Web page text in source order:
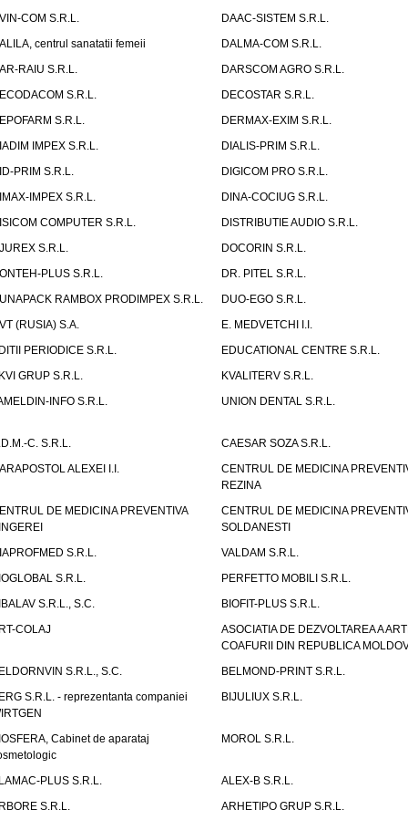
COM S.R.L.
DAAC-SISTEM S.R.L.
centrul sanatatii femeii
DALMA-COM S.R.L.
RAIU S.R.L.
DARSCOM AGRO S.R.L.
S.R.L.
DECOSTAR S.R.L.
S.R.L.
DERMAX-EXIM S.R.L.
IMPEX S.R.L.
DIALIS-PRIM S.R.L.
PRIM S.R.L.
DIGICOM PRO S.R.L.
IMPEX S.R.L.
DINA-COCIUG S.R.L.
COMPUTER S.R.L.
DISTRIBUTIE AUDIO S.R.L.
S.R.L.
DOCORIN S.R.L.
PLUS S.R.L.
DR. PITEL S.R.L.
RAMBOX PRODIMPEX S.R.L.
DUO-EGO S.R.L.
(RUSIA) S.A.
E. MEDVETCHI I.I.
PERIODICE S.R.L.
EDUCATIONAL CENTRE S.R.L.
GRUP S.R.L.
KVALITERV S.R.L.
INFO S.R.L.
UNION DENTAL S.R.L.
C. S.R.L.
CAESAR SOZA S.R.L.
ALEXEI I.I.
CENTRUL DE MEDICINA
REZINA
DE MEDICINA PREVENTIVA
CENTRUL DE MEDICINA
SOLDANESTI
S.R.L.
VALDAM S.R.L.
S.R.L.
PERFETTO MOBILI S.R.L.
S.R.L., S.C.
BIOFIT-PLUS S.R.L.
COLAJ
ASOCIATIA DE DEZVOLTAREA A
COAFURII DIN REPUBLICA
S.R.L., S.C.
BELMOND-PRINT S.R.L.
S.R.L. - reprezentanta companiei
BIJULIUX S.R.L.
Cabinet de aparataj
MOROL S.R.L.
PLUS S.R.L.
ALEX-B S.R.L.
S.R.L.
ARHETIPO GRUP S.R.L.